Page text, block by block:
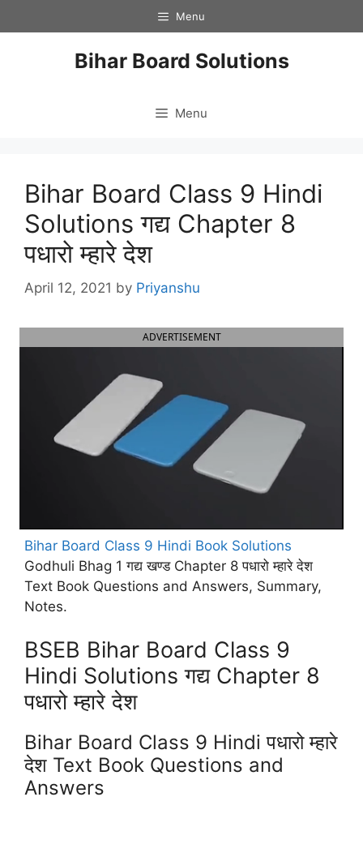
to
Menu
Bihar Board Solutions
Menu
Bihar Board Class 9 Hindi
Solutions गद्य Chapter 8
पधारो म्हारे देश
April 12, 2021 by Priyanshu
ADVERTISEMENT
Bihar Board Class 9 Hindi Book Solutions
Godhuli Bhag 1 गद्य खण्ड Chapter 8 पधारो म्हारे देश
Text Book Questions and Answers, Summary,
Notes.
BSEB Bihar Board Class 9
Hindi Solutions गद्य Chapter 8
पधारो म्हारे देश
Bihar Board Class 9 Hindi पधारो म्हारे
देश Text Book Questions and
Answers